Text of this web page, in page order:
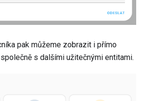
pak můžeme zobrazit i přímo
s dalšími užitečnými entitami.